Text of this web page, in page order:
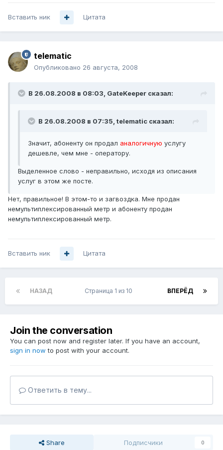
Вставить ник Цитата
telematic
Опубликовано 26 августа, 2008
В 26.08.2008 в 08:03, GateKeeper сказал:
В 26.08.2008 в 07:35, telematic сказал:
Значит, абоненту он продал аналогичную услугу
дешевле, чем мне - оператору.
Выделенное слово - неправильно, исходя из описания
услуг в этом же посте.
Нет, правильное! В этом-то и загвоздка. Мне продан
немультиплексированный метр и абоненту продан
немультиплексированный метр.
Вставить ник Цитата
НАЗАД ВПЕРЁД
Страница 1 из 10
Join the conversation
You can post now and register later. If you have an account,
sign in now to post with your account.
Ответить в тему...
Share Подписчики 0